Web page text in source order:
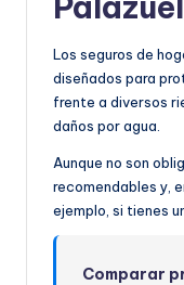
Los seguros de
diseñados para
frente a diversos
daños por agua.
Aunque no son
recomendables y,
ejemplo, si tienes
Comparar